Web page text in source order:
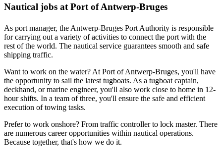
Nautical jobs at Port of Antwerp-Bruges
As port manager, the Antwerp-Bruges Port Authority is responsible
for carrying out a variety of activities to connect the port with the
rest of the world. The nautical service guarantees smooth and safe
shipping traffic.
Want to work on the water? At Port of Antwerp-Bruges, you'll have
the opportunity to sail the latest tugboats. As a tugboat captain,
deckhand, or marine engineer, you'll also work close to home in 12-
hour shifts. In a team of three, you'll ensure the safe and efficient
execution of towing tasks.
Prefer to work onshore? From traffic controller to lock master. There
are numerous career opportunities within nautical operations.
Because together, that's how we do it.